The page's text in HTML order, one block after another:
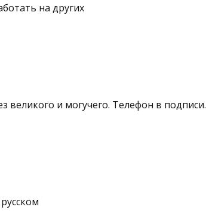
на других
великого и могучего. Телефон в подписи.